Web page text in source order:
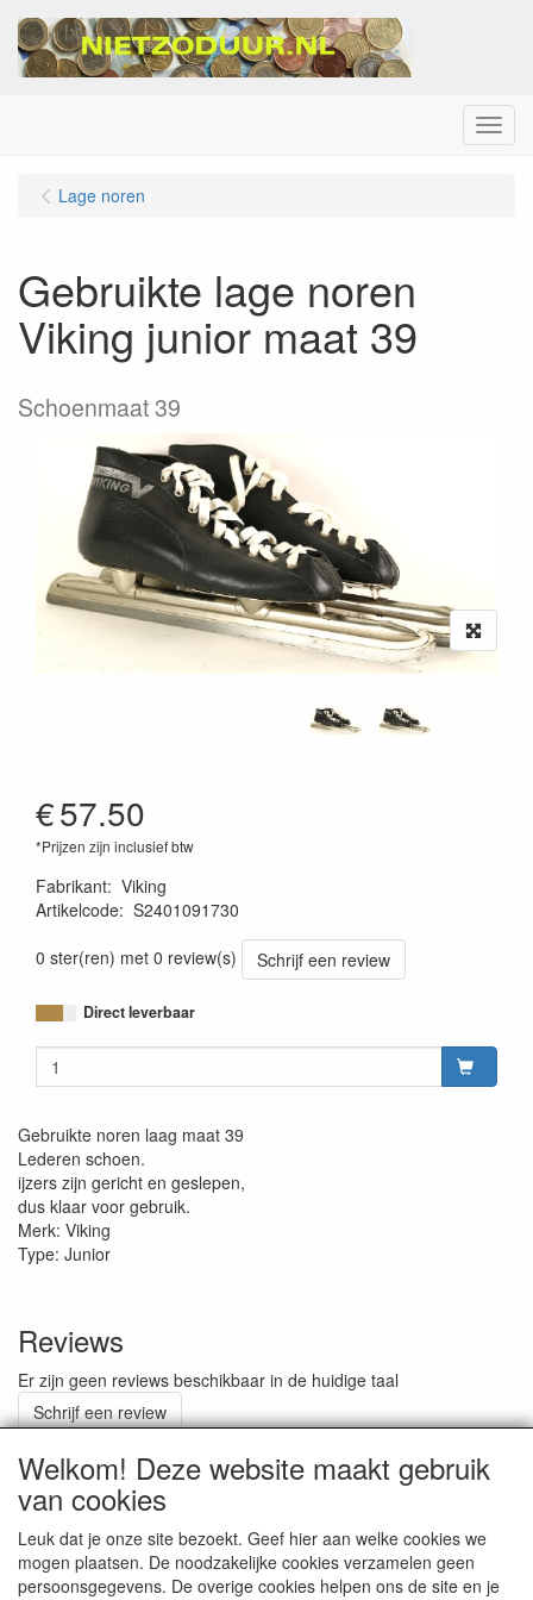
Menu
Lage noren
Gebruikte lage noren
Viking junior maat 39
Schoenmaat 39
€57.50
*Prijzen zijn inclusief btw
Fabrikant: Viking
Artikelcode: S2401091730
0 ster(ren) met 0 review(s)
Schrijf een review
Direct leverbaar
Gebruikte noren laag maat 39
Lederen schoen.
ijzers zijn gericht en geslepen,
dus klaar voor gebruik.
Merk: Viking
Type: Junior
Reviews
Er zijn geen reviews beschikbaar in de huidige taal
Schrijf een review
ALGEMENE VOORWAARDEN
Welkom! Deze website maakt gebruik
van cookies
Leuk dat je onze site bezoekt. Geef hier aan welke cookies we
mogen plaatsen. De noodzakelijke cookies verzamelen geen
persoonsgegevens. De overige cookies helpen ons de site en je